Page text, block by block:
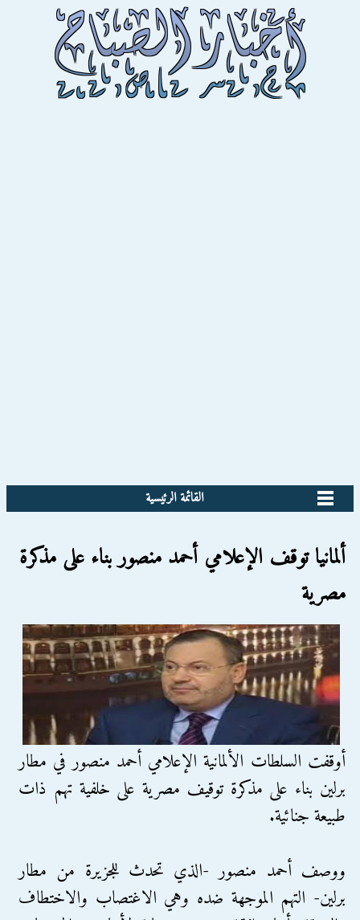
القائمة الرئيسية
ألمانيا توقف الإعلامي أحمد منصور بناء على مذكرة
مصرية
أوقفت السلطات الألمانية الإعلامي أحمد منصور في مطار
برلين بناء على مذكرة توقيف مصرية على خلفية تهم ذات
طبيعة جنائية.
ووصف أحمد منصور -الذي تحدث للجزيرة من مطار
برلين- التهم الموجهة ضده وهي الاغتصاب والاختطاف